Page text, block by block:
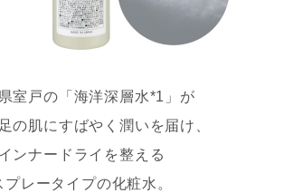
室戸の「海洋深層水*1」が
の肌にすばやく潤いを届け、
インナードライを整える
プレータイプの化粧水。